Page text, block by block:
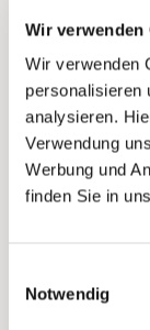
Wir verwenden
Wir verwenden
personalisieren
analysieren.
Verwendung
Werbung und
finden Sie in
Notwendig
Gut zu
Die finalen
weil die
der